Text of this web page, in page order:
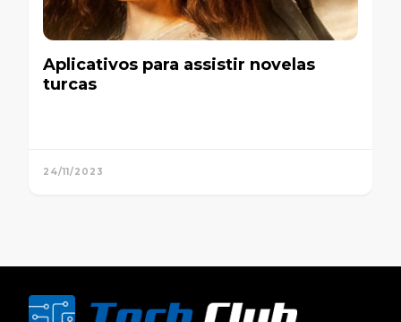
Aplicativos para assistir novelas
turcas
24/11/2023